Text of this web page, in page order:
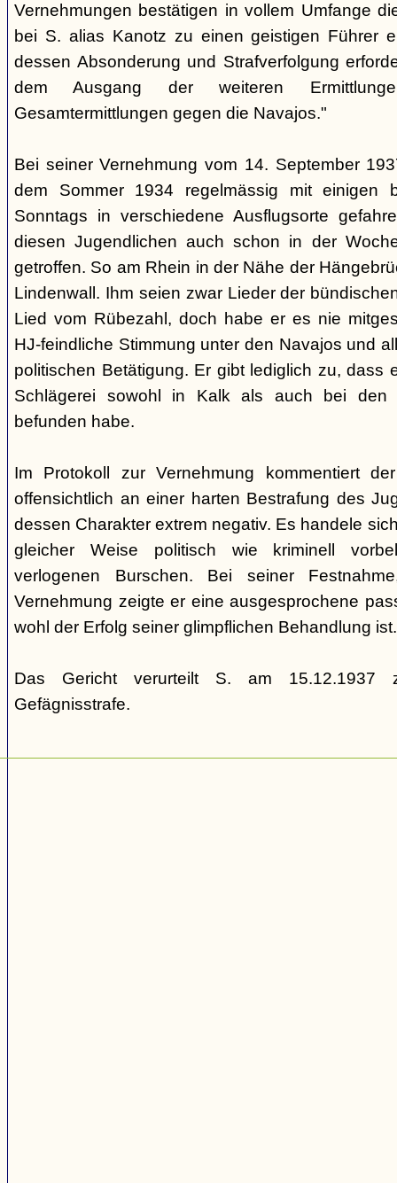
Vernehmungen bestätigen in vollem Umfange
bei S. alias Kanotz zu einen geistigen Führer
dessen Absonderung und Strafverfolgung
dem Ausgang der weiteren
Gesamtermittlungen gegen die Navajos."
Bei seiner Vernehmung vom 14. September
dem Sommer 1934 regelmässig mit einigen
Sonntags in verschiedene Ausflugsorte
diesen Jugendlichen auch schon in der
getroffen. So am Rhein in der Nähe der
Lindenwall. Ihm seien zwar Lieder der
Lied vom Rübezahl, doch habe er es nie
HJ-feindliche Stimmung unter den Navajos und
politischen Betätigung. Er gibt lediglich zu, dass
Schlägerei sowohl in Kalk als auch bei den
befunden habe.
Im Protokoll zur Vernehmung kommentiert
offensichtlich an einer harten Bestrafung des
dessen Charakter extrem negativ. Es handele
gleicher Weise politisch wie kriminell
verlogenen Burschen. Bei seiner
Vernehmung zeigte er eine ausgesprochene
wohl der Erfolg seiner glimpflichen Behandlung
Das Gericht verurteilt S. am 15.12.1937
Gefägnisstrafe.